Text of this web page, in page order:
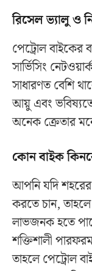
রিসেল ভ্যালু ও
পেট্রোল বাইকের
সার্ভিসিং
সাধারণত বেশি
আয়ু এবং
অনেক ক্রেতার
কোন বাইক
আপনি যদি
করতে চান,
লাভজনক হতে
শক্তিশালী
তাহলে পেট্রোল